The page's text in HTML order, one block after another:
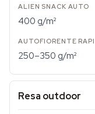
400 g/m²
250–350 g/m²
Resa outdoor